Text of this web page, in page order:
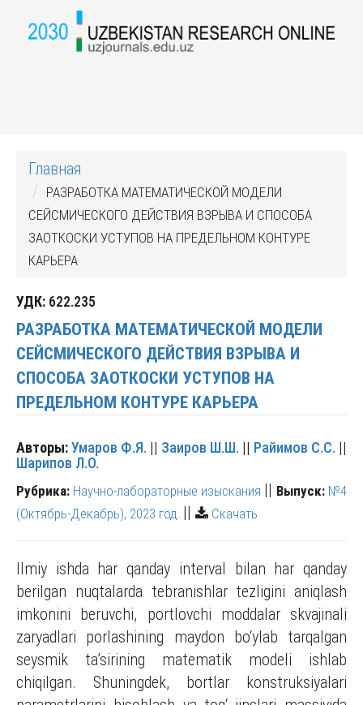
Главная
РАЗРАБОТКА МАТЕМАТИЧЕСКОЙ МОДЕЛИ
СЕЙСМИЧЕСКОГО ДЕЙСТВИЯ ВЗРЫВА И СПОСОБА
ЗАОТКОСКИ УСТУПОВ НА ПРЕДЕЛЬНОМ КОНТУРЕ
КАРЬЕРА
УДК: 622.235
РАЗРАБОТКА МАТЕМАТИЧЕСКОЙ МОДЕЛИ
СЕЙСМИЧЕСКОГО ДЕЙСТВИЯ ВЗРЫВА И
СПОСОБА ЗАОТКОСКИ УСТУПОВ НА
ПРЕДЕЛЬНОМ КОНТУРЕ КАРЬЕРА
Авторы: Умаров Ф.Я. || Заиров Ш.Ш. || Райимов С.С. ||
Шарипов Л.О.
Рубрика: Научно-лабораторные изыскания || Выпуск: №4
(Октябрь-Декабрь), 2023 год. || Скачать
Ilmiy ishda har qanday interval bilan har qanday
berilgan nuqtalarda tebranishlar tezligini aniqlash
imkonini beruvchi, portlovchi moddalar skvajinali
zaryadlari porlashining maydon bо‘ylab tarqalgan
seysmik ta’sirining matematik modeli ishlab
chiqilgan. Shuningdek, bortlar konstruksiyalari